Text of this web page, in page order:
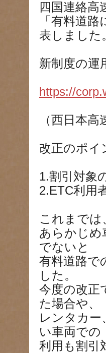
四国連絡高
「有料道
表しました
新制度の運
https://
（西日本
改正のポイ
1.割引対象
2.ETC利用
これまでは
あらかじめ
でないと
有料道路で
した。
今度の改正
た場合や、
レンタカー
い車両での
利用も割引